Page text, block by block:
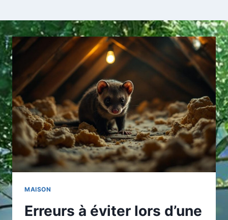
MAISON
Erreurs à éviter lors d’une